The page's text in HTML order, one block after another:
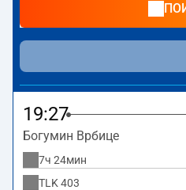
. Поездка
настоящее время по
Главная
не курсируют
Intercity. Поезд заканчивает маршрут на станции
Быдгощ Главная по
Bydgoszcz
19:27
Богумин Врбице
7ч 24мин
TLK 403